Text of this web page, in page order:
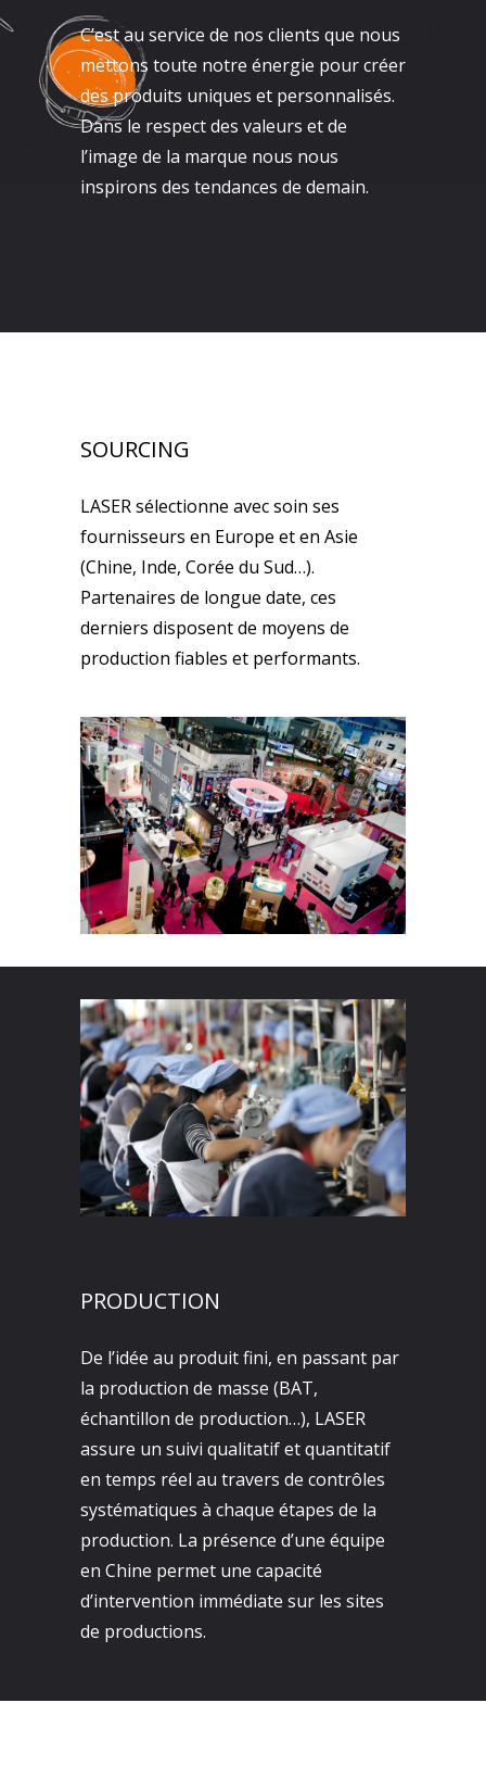
C’est au service de nos clients que nous
mettons toute notre énergie pour créer
des produits uniques et personnalisés.
Dans le respect des valeurs et de
l’image de la marque nous nous
inspirons des tendances de demain.
SOURCING
LASER sélectionne avec soin ses
fournisseurs en Europe et en Asie
(Chine, Inde, Corée du Sud…).
Partenaires de longue date, ces
derniers disposent de moyens de
production fiables et performants.
PRODUCTION
De l’idée au produit fini, en passant par
la production de masse (BAT,
échantillon de production…), LASER
assure un suivi qualitatif et quantitatif
en temps réel au travers de contrôles
systématiques à chaque étapes de la
production. La présence d’une équipe
en Chine permet une capacité
d’intervention immédiate sur les sites
de productions.